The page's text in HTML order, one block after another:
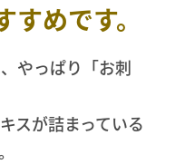
めです。
やっぱり「お刺
スが詰まっている